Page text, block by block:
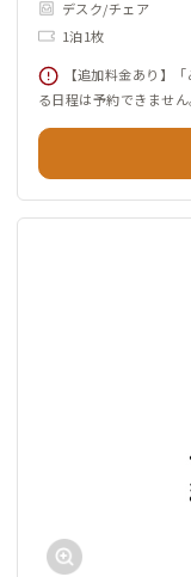
デスク/チェア
1泊1枚
【追加料金あり】
る日程は予約できませ